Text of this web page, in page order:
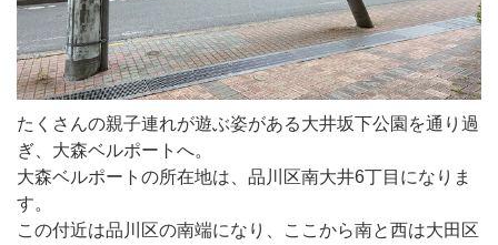
たくさんの親子連れが遊ぶ姿がある大井坂下公園を通り過
ぎ、大森ベルポートへ。
大森ベルポートの所在地は、品川区南大井6丁目になりま
す。
この付近は品川区の南端になり、ここから南と西は大田区